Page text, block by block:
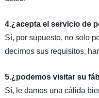
4.¿acepta el servicio de
Sí, por supuesto, no solo
decirnos sus requisitos,
5.¿podemos visitar su
Sí, le damos una cálida